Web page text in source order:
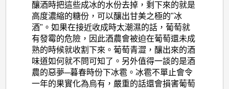
釀酒時把這些成冰的水份去掉，剩下來的就是
高度濃縮的糖份，可以釀出甘美之極的"冰
酒"。如果在接近收成時太潮濕的話，葡萄就
有發霉的危險，因此酒農會被迫在葡萄還未成
熟的時候就收割下來。葡萄青澀，釀出來的酒
味道如何就不問可知了。另外值得一談的是酒
農的惡夢─暮春時份下冰雹。冰雹不單止會令
一年的果實化為烏有，嚴重的話還會損害葡萄